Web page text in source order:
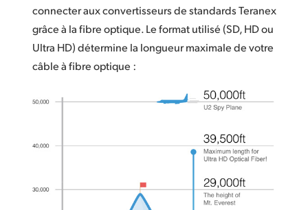
connecter aux convertisseurs de standards Teranex
grâce à la fibre optique. Le format utilisé (SD, HD ou
Ultra HD) détermine la longueur maximale de votre
câble à fibre optique :